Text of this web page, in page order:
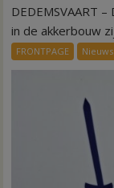
DEDEMSVAART
in de akkerbouw
FRONTPAGE Nieuws